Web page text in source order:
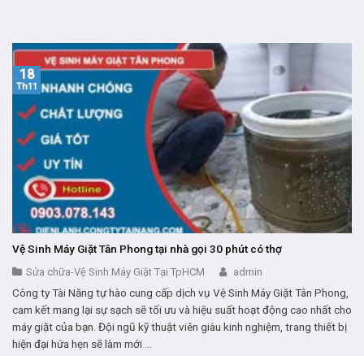
Vệ Sinh Máy Giặt Tân Phong tại nhà gọi 30 phút có thợ
Sửa chữa-Vệ Sinh Máy Giặt Tại TpHCM admin
Công ty Tài Năng tự hào cung cấp dịch vụ Vệ Sinh Máy Giặt Tân Phong,
cam kết mang lại sự sạch sẽ tối ưu và hiệu suất hoạt động cao nhất cho
máy giặt của bạn. Đội ngũ kỹ thuật viên giàu kinh nghiệm, trang thiết bị
hiện đại hứa hẹn sẽ làm mới ...
18
Th11